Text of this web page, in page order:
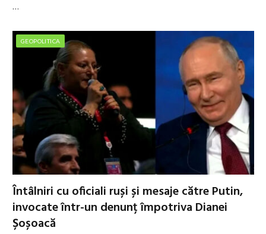
…
GEOPOLITICA
Întâlniri cu oficiali ruși și mesaje către Putin,
invocate într-un denunț împotriva Dianei
Șoșoacă